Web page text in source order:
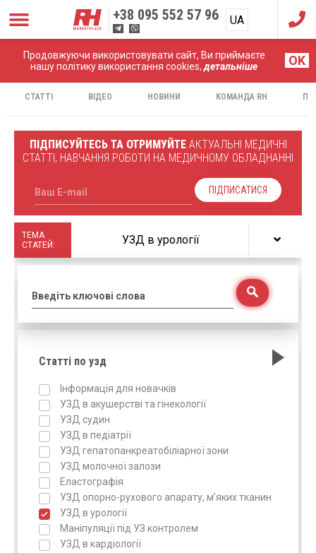
Продовжуючи використовувати сайт, Ви приймаєте
нашу політику використання cookies,детальніше OK
+38 095 552 57 96 UA
RU
Головна Статті
СТАТТІ ВІДЕО НОВИНИ КОМАНДА RH
ПІДПИСУЙТЕСЬ ТА ОТРИМУЙТЕАКТУАЛЬНІ МЕДИЧНІ
СТАТТІ, НАВЧАННЯ РОБОТИ НА МЕДИЧНОМУ ОБЛАДНАННІ
Ваш E-mail ПІДПИСАТИСЯ
ТЕМА
СТАТЕЙ:
УЗД в урології
Введіть ключові слова
Статті по узд
Інформація для новачків
УЗД в акушерстві та гінекології
УЗД судин
УЗД в педіатрії
УЗД гепатопанкреатобіліарної зони
УЗД молочної залози
Еластографія
УЗД опорно-рухового апарату, м’яких тканин
УЗД в урології
Маніпуляції під УЗ контролем
УЗД в кардіології